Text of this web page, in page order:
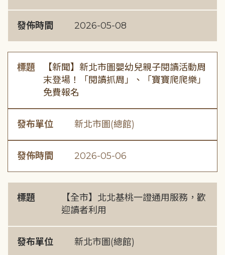
發佈時間 2026-05-08
標題
【新聞】新北市圖嬰幼兒親子閱讀活動周
末登場！「閱讀抓周」、「寶寶爬爬樂」
免費報名
發布單位 新北市圖(總館)
發佈時間 2026-05-06
標題
【全市】北北基桃一證通用服務，歡
迎讀者利用
發布單位 新北市圖(總館)